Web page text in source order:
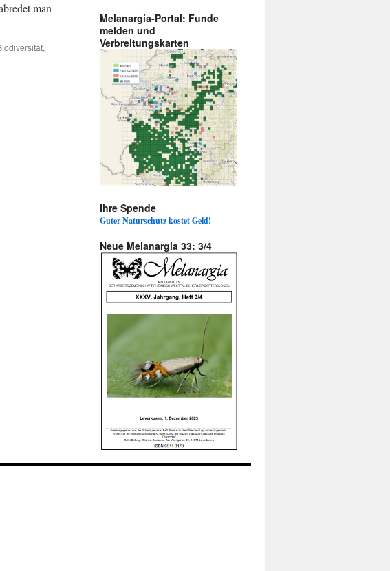
man
,
Melanargia-Portal: Funde
melden und
Verbreitungskarten
Ihre Spende
Guter Naturschutz kostet Geld!
Neue Melanargia 33: 3/4